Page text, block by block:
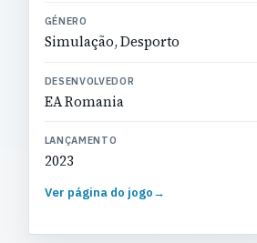
GÉNERO
Simulação, Desporto
DESENVOLVEDOR
EA Romania
LANÇAMENTO
2023
Ver página do jogo→